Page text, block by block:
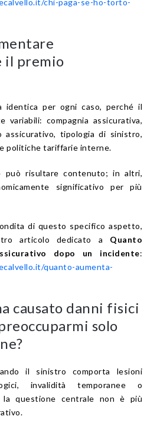
chi-paga-se-ho-torto-
il premio
identica per ogni caso, perché il
variabili: compagnia assicurativa,
assicurativo, tipologia di sinistro,
politiche tariffarie interne.
può risultare contenuto; in altri,
significativo per più
di questo specifico aspetto,
articolo dedicato a Quanto
dopo un incidente:
quanto-aumenta-
causato danni fisici
solo
il sinistro comporta lesioni
invalidità temporanee o
la questione centrale non è più